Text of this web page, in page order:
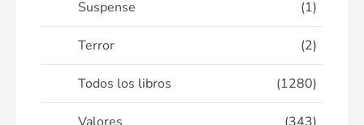
Suspense (1)
Terror (2)
Todos los libros (1280)